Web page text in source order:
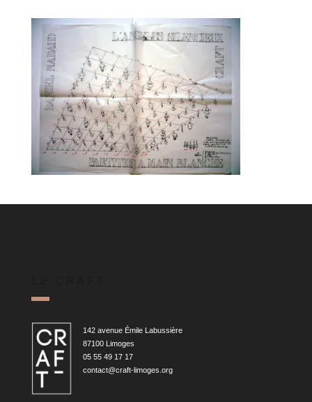
142 avenue Émile Labussière
87100 Limoges
05 55 49 17 17
contact@craft-limoges.org